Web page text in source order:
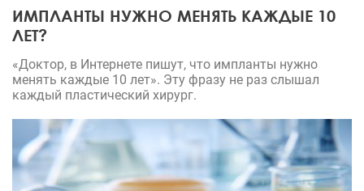
ИМПЛАНТЫ НУЖНО МЕНЯТЬ КАЖДЫЕ 10
ЛЕТ?
«Доктор, в Интернете пишут, что импланты нужно
менять каждые 10 лет». Эту фразу не раз слышал
каждый пластический хирург.